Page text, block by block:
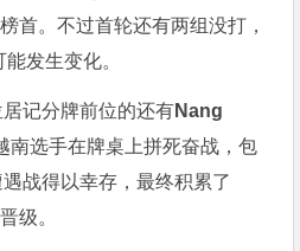
首。不过首轮还有两组没打，
发生变化。
记分牌前位的还有Nang
南选手在牌桌上拼死奋战，包
战得以幸存，最终积累了
级。